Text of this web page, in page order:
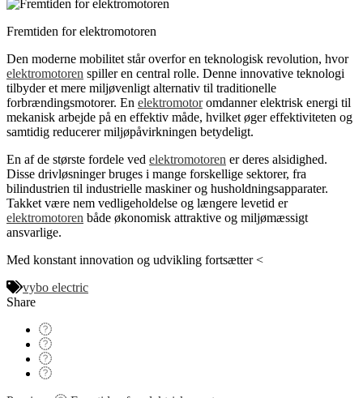
Fremtiden for elektromotoren
Den moderne mobilitet står overfor en teknologisk revolution, hvor
elektromotoren spiller en central rolle. Denne innovative teknologi
tilbyder et mere miljøvenligt alternativ til traditionelle
forbrændingsmotorer. En elektromotoromdanner elektrisk energi til
mekanisk arbejde på en effektiv måde, hvilket øger effektiviteten og
samtidig reducerer miljøpåvirkningen betydeligt.
En af de største fordele ved elektromotoren er deres alsidighed.
Disse drivløsninger bruges i mange forskellige sektorer, fra
bilindustrien til industrielle maskiner og husholdningsapparater.
Takket være nem vedligeholdelse og længere levetid er
elektromotoren både økonomisk attraktive og miljømæssigt
ansvarlige.
Med konstant innovation og udvikling fortsætter <
vybo electric
Share